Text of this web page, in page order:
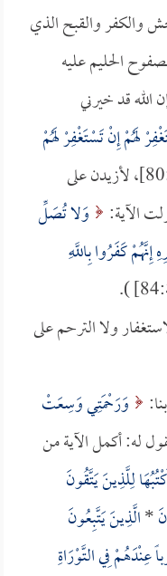
والكفر والقبح الذي
الحليم عليه
الله قد خيرني
لَهُمْ إِنْ تَسْتَغْفِرْ لَهُمْ
[التوبة:80]، لأزيدن على
الآية:
وَلا تُصَلِّ
كَفَرُوا بِاللَّهِ
ولا الترحم على
وَرَحْمَتِي وَسِعَتْ
نقول له: أكمل الآية من
لِلَّذِينَ يَتَّقُونَ
*الَّذِينَ يَتَّبِعُونَ
عِنْدَهُمْ فِي التَّوْرَاةِ